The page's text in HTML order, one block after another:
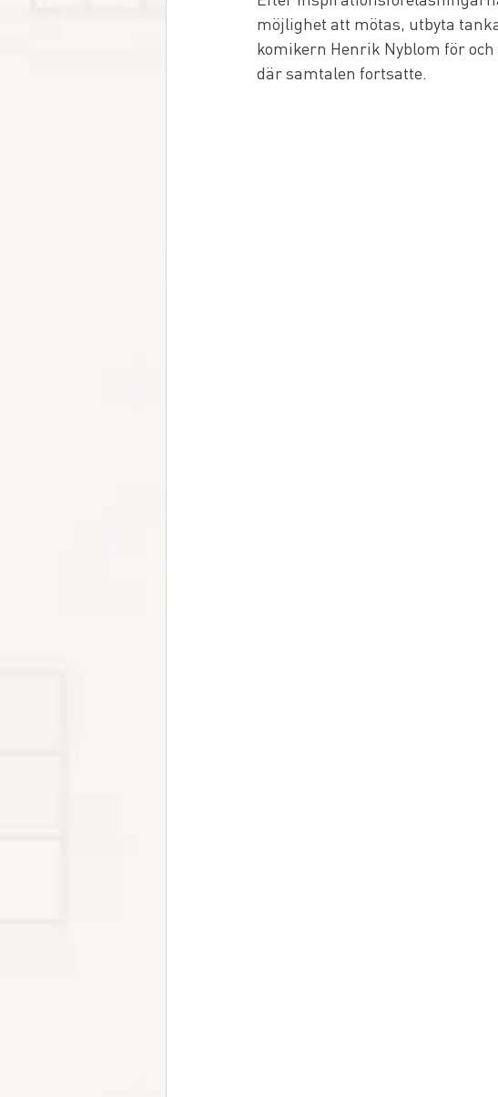
möjlighet att mötas, utbyta
komikern Henrik Nyblom för
där samtalen fortsatte.